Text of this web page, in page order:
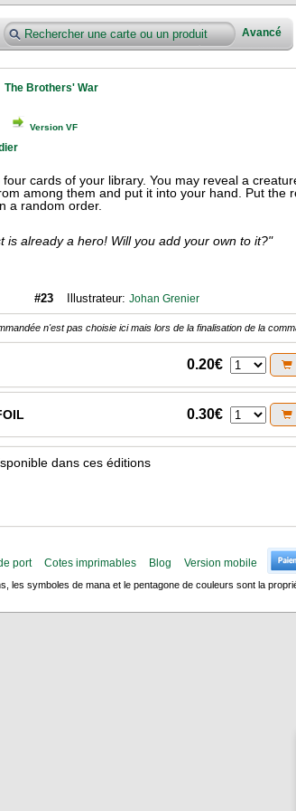
Avancé
The Brothers' War
Version VF
cards of your library. You may reveal a
among them and put it into your hand. Put the
a random order.
is already a hero! Will you add your own to it?"
#23 Illustrateur: Johan Grenier
n'est pas choisie ici mais lors de la finalisation de la
0.20€
0.30€
dans ces éditions
port Cotes imprimables Blog Version mobile
symboles de mana et le pentagone de couleurs sont la